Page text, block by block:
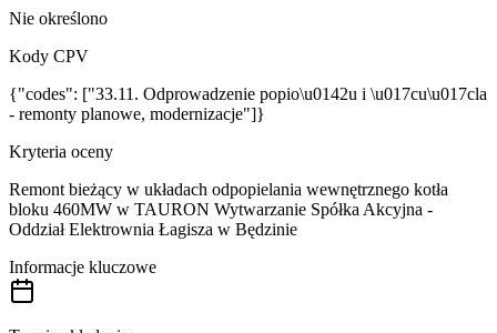
Nie określono
Kody CPV
{"codes": ["33.11. Odprowadzenie popio\u0142u i \u017cu\u017cla
- remonty planowe, modernizacje"]}
Kryteria oceny
Remont bieżący w układach odpopielania wewnętrznego kotła
bloku 460MW w TAURON Wytwarzanie Spółka Akcyjna -
Oddział Elektrownia Łagisza w Będzinie
Informacje kluczowe